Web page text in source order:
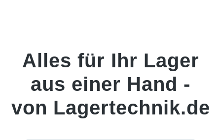
Alles für Ihr Lager
aus einer Hand -
von Lagertechnik.de